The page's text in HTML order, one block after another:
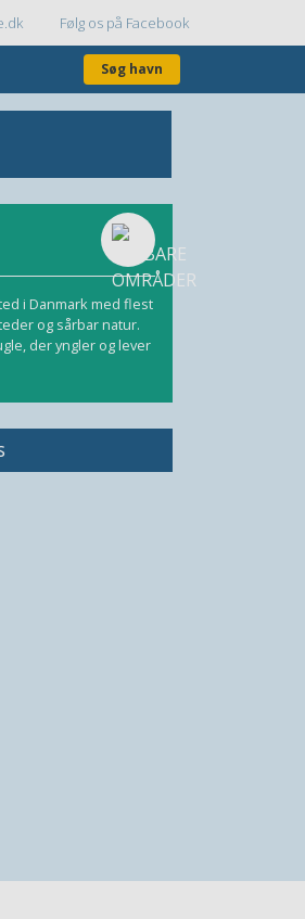
Topmenu
Følg os på Facebook
Søg havn
i Danmark med flest
og sårbar natur.
der yngler og lever